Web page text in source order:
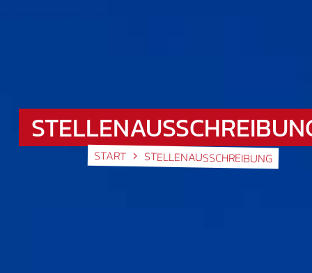
START STELLENAUSSCHREIBUNG